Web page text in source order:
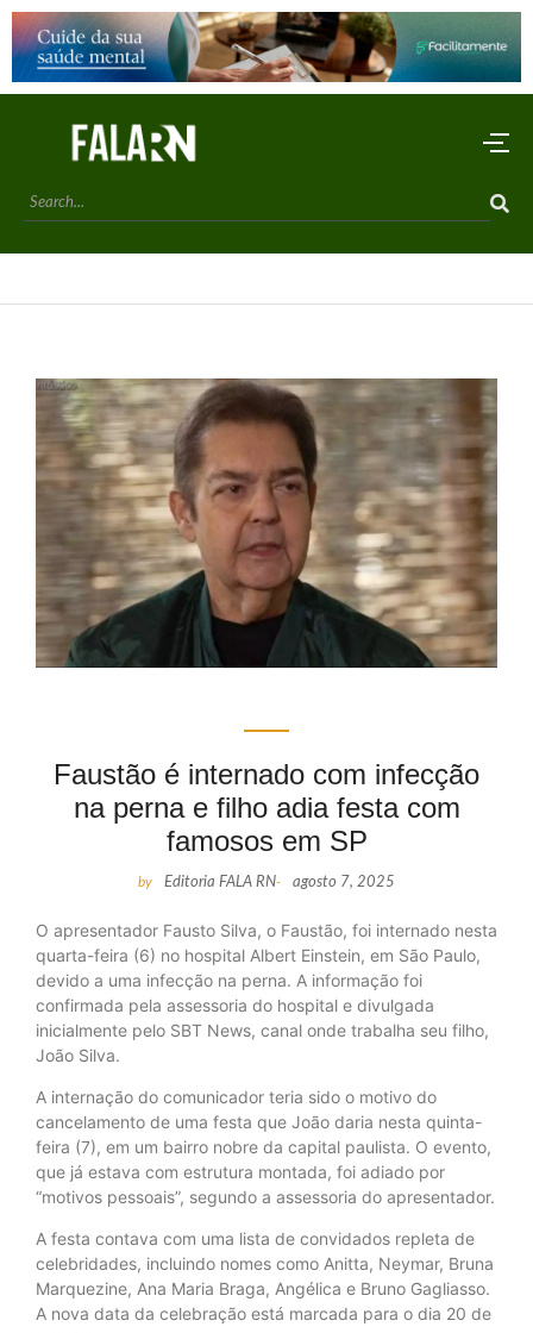
Faustão é internado com infecção
na perna e filho adia festa com
famosos em SP
by Editoria FALA RN- agosto 7, 2025
O apresentador Fausto Silva, o Faustão, foi internado nesta
quarta-feira (6) no hospital Albert Einstein, em São Paulo,
devido a uma infecção na perna. A informação foi
confirmada pela assessoria do hospital e divulgada
inicialmente pelo SBT News, canal onde trabalha seu filho,
João Silva.
A internação do comunicador teria sido o motivo do
cancelamento de uma festa que João daria nesta quinta-
feira (7), em um bairro nobre da capital paulista. O evento,
que já estava com estrutura montada, foi adiado por
“motivos pessoais”, segundo a assessoria do apresentador.
A festa contava com uma lista de convidados repleta de
celebridades, incluindo nomes como Anitta, Neymar, Bruna
Marquezine, Ana Maria Braga, Angélica e Bruno Gagliasso.
A nova data da celebração está marcada para o dia 20 de